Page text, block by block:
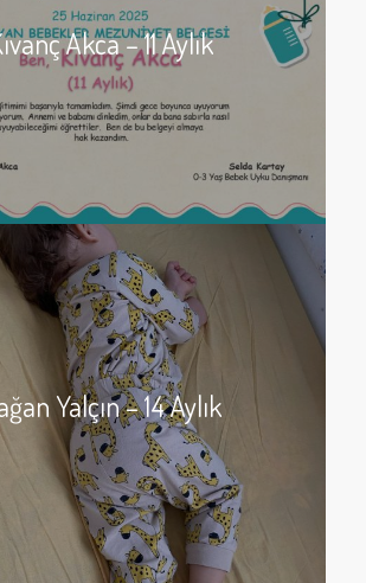
Akca – 11 Aylık
Yalçın – 14 Aylık